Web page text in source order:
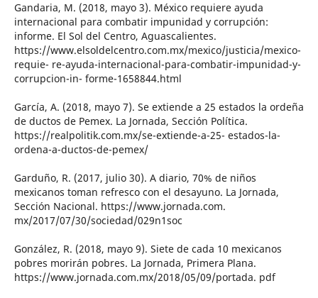
Gandaria, M. (2018, mayo 3). México requiere ayuda
internacional para combatir impunidad y corrupción:
informe. El Sol del Centro, Aguascalientes.
https://www.elsoldelcentro.com.mx/mexico/justicia/mexico-
requie- re-ayuda-internacional-para-combatir-impunidad-y-
corrupcion-in- forme-1658844.html
García, A. (2018, mayo 7). Se extiende a 25 estados la ordeña
de ductos de Pemex. La Jornada, Sección Política.
https://realpolitik.com.mx/se-extiende-a-25- estados-la-
ordena-a-ductos-de-pemex/
Garduño, R. (2017, julio 30). A diario, 70% de niños
mexicanos toman refresco con el desayuno. La Jornada,
Sección Nacional. https://www.jornada.com.
mx/2017/07/30/sociedad/029n1soc
González, R. (2018, mayo 9). Siete de cada 10 mexicanos
pobres morirán pobres. La Jornada, Primera Plana.
https://www.jornada.com.mx/2018/05/09/portada. pdf